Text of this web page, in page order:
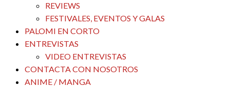
REVIEWS
FESTIVALES, EVENTOS Y GALAS
PALOMI EN CORTO
ENTREVISTAS
VIDEO ENTREVISTAS
CONTACTA CON NOSOTROS
ANIME / MANGA